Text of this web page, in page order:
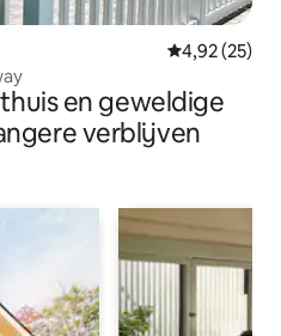
Gemiddelde
4,92 (25)
en geweldige
verblijven